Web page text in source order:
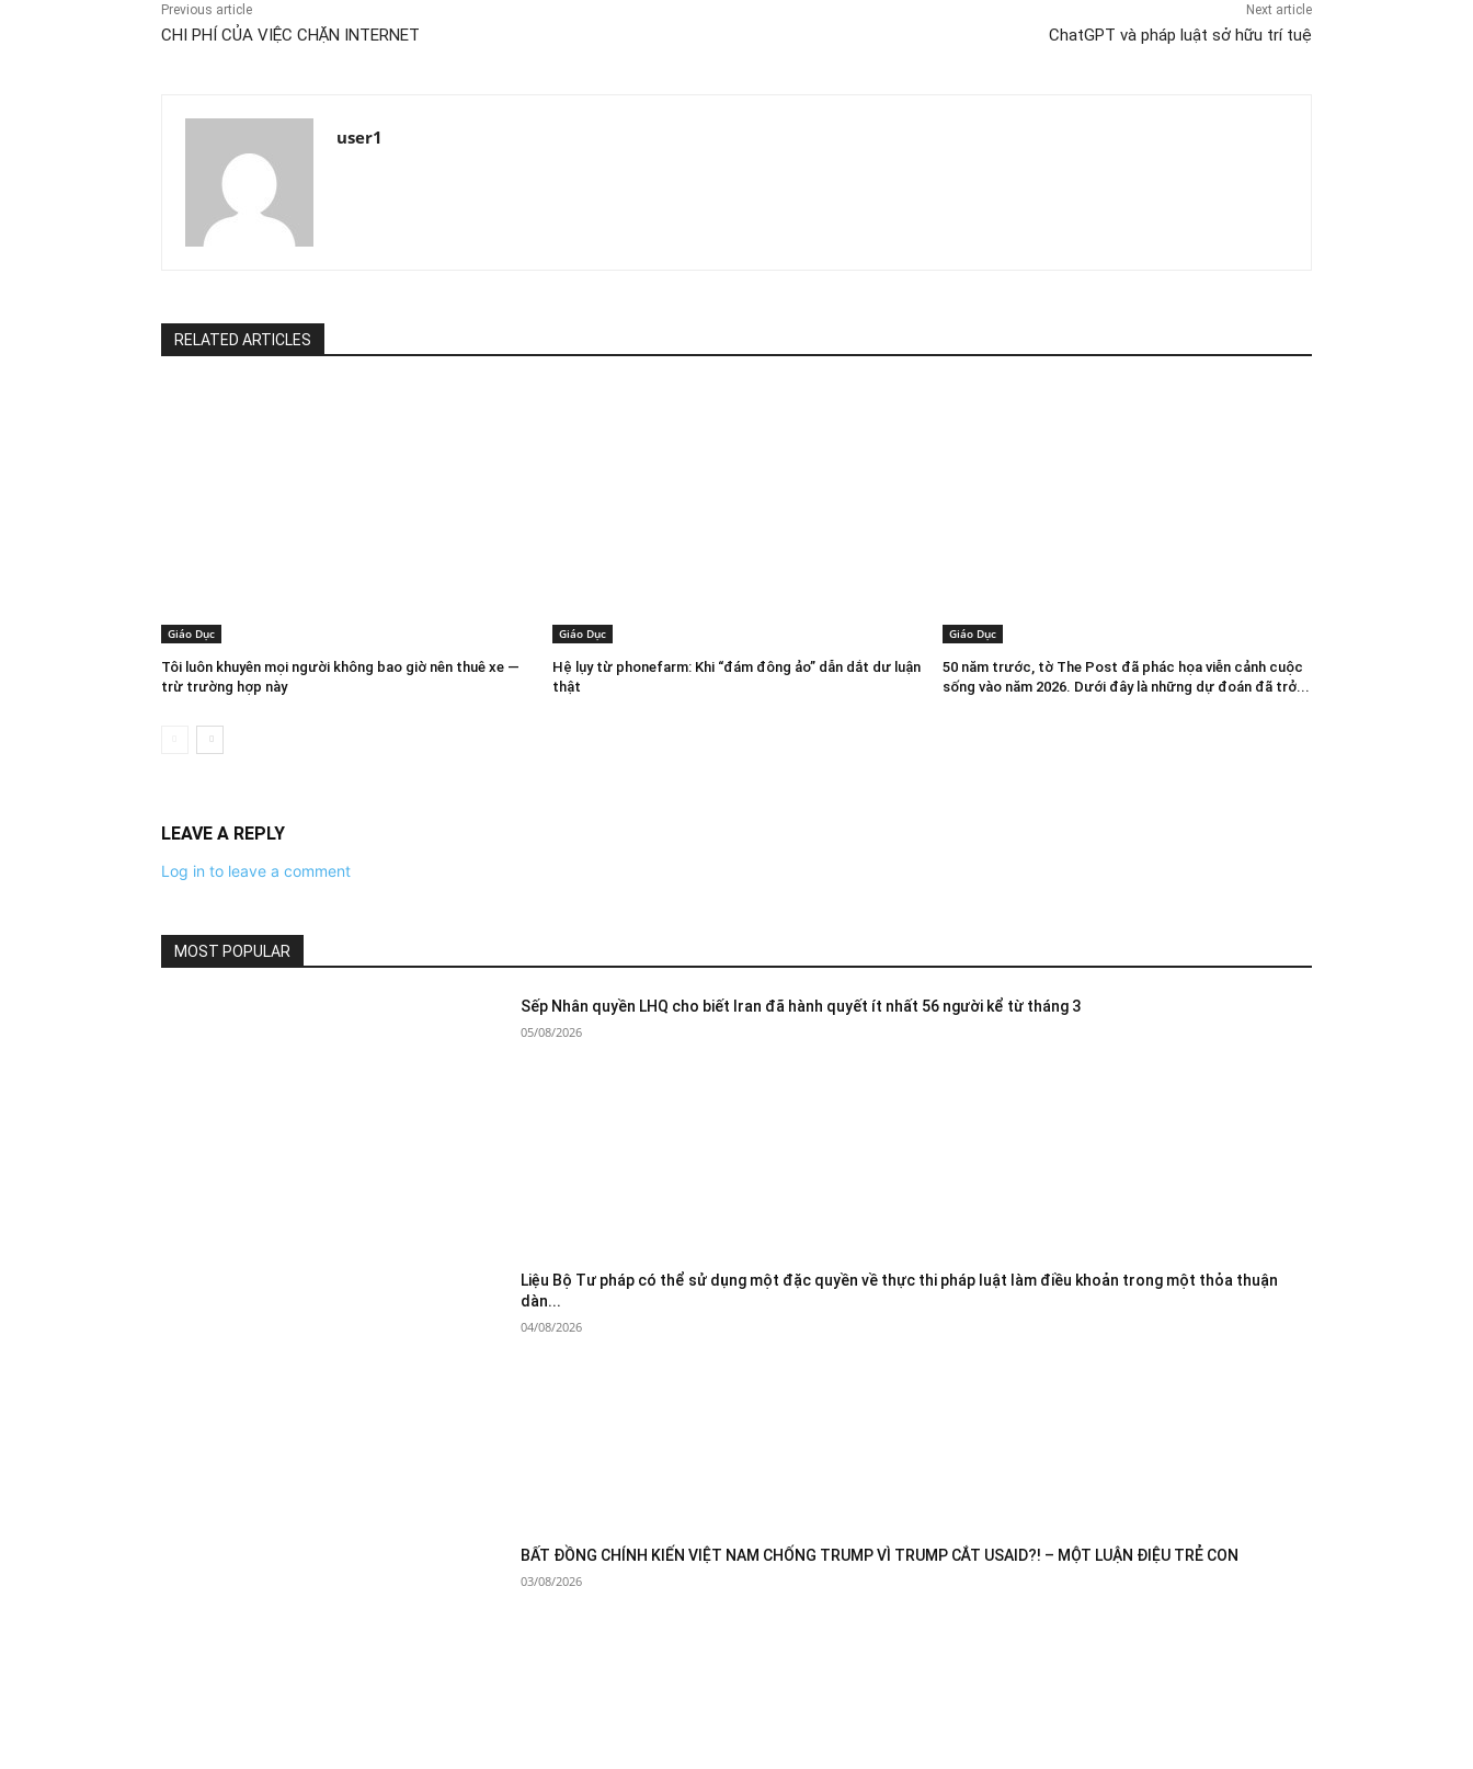
Previous article
CHI PHÍ CỦA VIỆC CHẶN INTERNET
Next article
ChatGPT và pháp luật sở hữu trí tuệ
user1
RELATED ARTICLES
Giáo Dục
Tôi luôn khuyên mọi người không bao giờ nên thuê xe —
trừ trường hợp này
Giáo Dục
Hệ lụy từ phonefarm: Khi “đám đông ảo” dẫn dắt dư luận
thật
Giáo Dục
50 năm trước, tờ The Post đã phác họa viễn cảnh cuộc
sống vào năm 2026. Dưới đây là những dự đoán đã trở...
LEAVE A REPLY
Log in to leave a comment
MOST POPULAR
Sếp Nhân quyền LHQ cho biết Iran đã hành quyết ít nhất 56 người kể từ tháng 3
05/08/2026
Liệu Bộ Tư pháp có thể sử dụng một đặc quyền về thực thi pháp luật làm điều khoản trong một thỏa thuận
dàn...
04/08/2026
BẤT ĐỒNG CHÍNH KIẾN VIỆT NAM CHỐNG TRUMP VÌ TRUMP CẮT USAID?! – MỘT LUẬN ĐIỆU TRẺ CON
03/08/2026